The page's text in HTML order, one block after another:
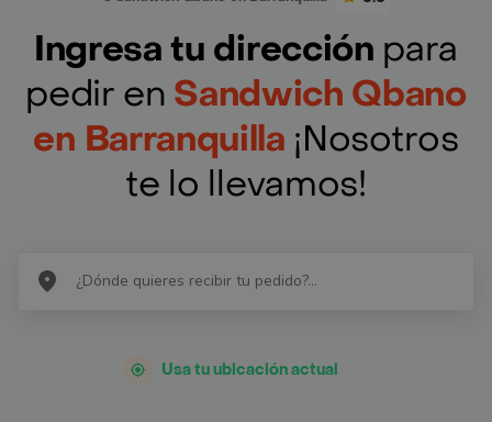
Ingresa tu dirección para
pedir en Sandwich Qbano
en Barranquilla ¡Nosotros
te lo llevamos!
Usa tu ubicación actual